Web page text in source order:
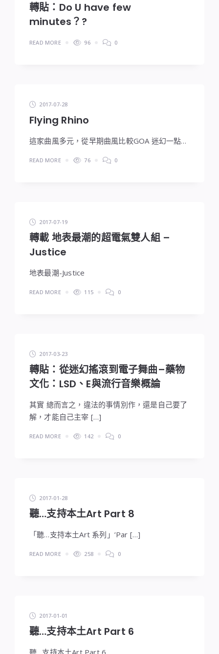
轉貼：Do U have few
minutes？?
READ MORE 96 0
2017-07-28
Flying Rhino
這家曲風多元，從早期曲風比較GOA 迷幻一點…
READ MORE 76 0
2017-07-19
轉載 地表最潮的超電氣雙人組 –
Justice
地表最潮-Justice
READ MORE 115 0
2017-03-23
轉貼：從迷幻搖滾到電子舞曲–藥物
文化：LSD、E與流行音樂概論
其實 總而言之，違法的事情別作，還是自己要了
解，才能自己主宰 […]
READ MORE 142 0
2017-01-28
聽…支持本土Art Part 8
「聽…支持本土Art 系列」’Par […]
READ MORE 258 0
2017-01-01
聽…支持本土Art Part 6
聽…支持本土Art Part 6